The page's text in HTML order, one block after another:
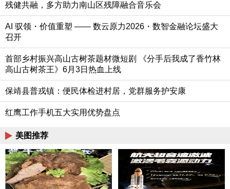
残健共融，多方助力南山区残障融合音乐会
AI 驭领・价值重塑 —— 数云原力2026・数智金融论坛盛大
召开
首部乡村振兴高山古树茶题材微短剧 《分手后我成了香竹林
高山古树茶王》6月3日热血上线
保靖县普戎镇：便民体检进村居，党群服务护安康
红鹰工作手机五大实用优势盘点
美图推荐